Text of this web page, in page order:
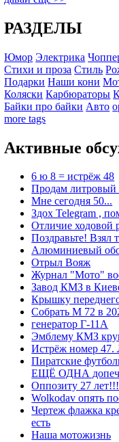
РАЗДЕЛЫ
Юмор Электрика
Стихи и проза Стиль
Подарки Наши кони
Коляски Карбюраторы
Байки про байки Авто
more tags
Активные
6 ю 8 = истрёж 48
Продам литровый
Мне сегодня 50...
Здох Telegram ,
Отличие ходовой
Поздравьте! Взял
Алюминиевый
Отрыл Вояж
Журнал "Мото"
Завод КМЗ в
Крышку
Собрать М 72 в
генератор Г-11А
Эмблему КМЗ
Истрёж номер 47.
Пиратские
ЕЩЁ ОДНА
Оппозиту 27
Wolkodav опять
Чертеж флажка
есть
Наша мотожизнь